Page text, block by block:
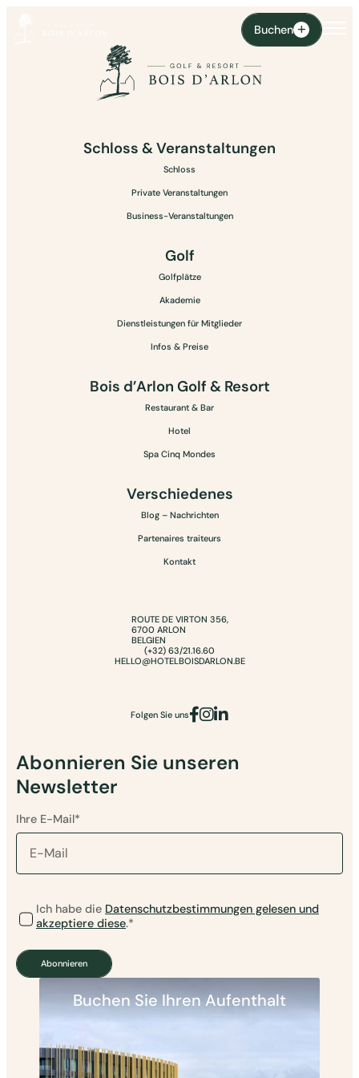
Buchen
Schloss & Veranstaltungen
Schloss
Private Veranstaltungen
Business-Veranstaltungen
Golf
Golfplätze
Akademie
Dienstleistungen für Mitglieder
Infos & Preise
Bois d’Arlon Golf & Resort
Restaurant & Bar
Hotel
Spa Cinq Mondes
Verschiedenes
Blog – Nachrichten
Partenaires traiteurs
Kontakt
ROUTE DE VIRTON 356,
6700 ARLON
BELGIEN
(+32) 63/21.16.60
HELLO@HOTELBOISDARLON.BE
Folgen Sie uns
Abonnieren Sie unseren
Newsletter
Ihre E-Mail*
leave
this
Ich habe die Datenschutzbestimmungen gelesen und
akzeptiere diese.*
Abonnieren
Buchen Sie Ihren Aufenthalt